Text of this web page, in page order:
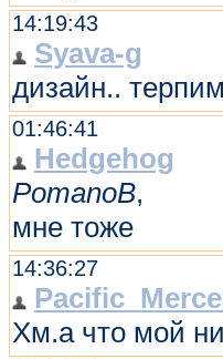
14:19:43
Syava-g
дизайн..
01:46:41
Hedgehog
PomanoB,
мне тоже
14:36:27
Хм.а что мой